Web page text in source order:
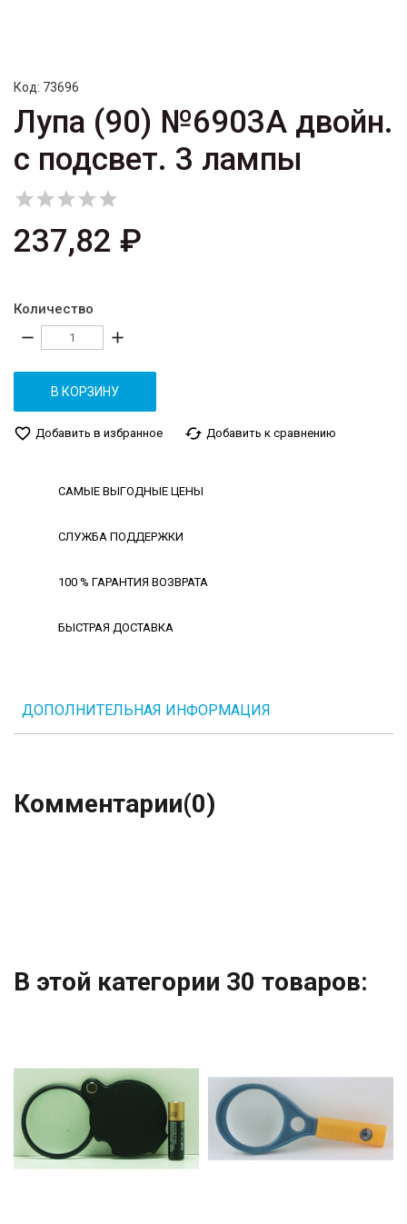
Код: 73696
Лупа (90) №6903A двойн.
с подсвет. 3 лампы

237,82 ₽
Количество
remove add
В КОРЗИНУ
favorite_border Добавить в избранное cached Добавить к сравнению
САМЫЕ ВЫГОДНЫЕ ЦЕНЫ
СЛУЖБА ПОДДЕРЖКИ
100 % ГАРАНТИЯ ВОЗВРАТА
БЫСТРАЯ ДОСТАВКА
ДОПОЛНИТЕЛЬНАЯ ИНФОРМАЦИЯ
Комментарии(0)
В этой категории 30 товаров: